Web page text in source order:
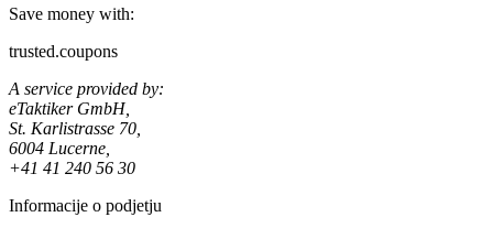
Save money with:
trusted.coupons
A service provided by:
eTaktiker GmbH,
St. Karlistrasse 70,
6004 Lucerne,
+41 41 240 56 30
Informacije o podjetju